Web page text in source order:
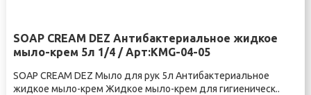
SOAP CREAM DEZ Антибактериальное жидкое
мыло-крем 5л 1/4 / Арт:KMG-04-05
SOAP CREAM DEZ Мыло для рук 5л Антибактериальное
жидкое мыло-крем Жидкое мыло-крем для гигиеническ..